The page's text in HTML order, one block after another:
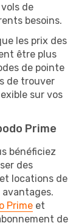
de
besoins.
les prix des
être plus
de pointe
de trouver
sur vos
Prime
bénéficiez
des
locations de
Prime et
de